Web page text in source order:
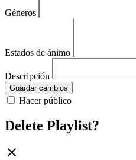
Géneros
Estados de ánimo
Descripción
Guardar cambios
Hacer público
Delete Playlist?